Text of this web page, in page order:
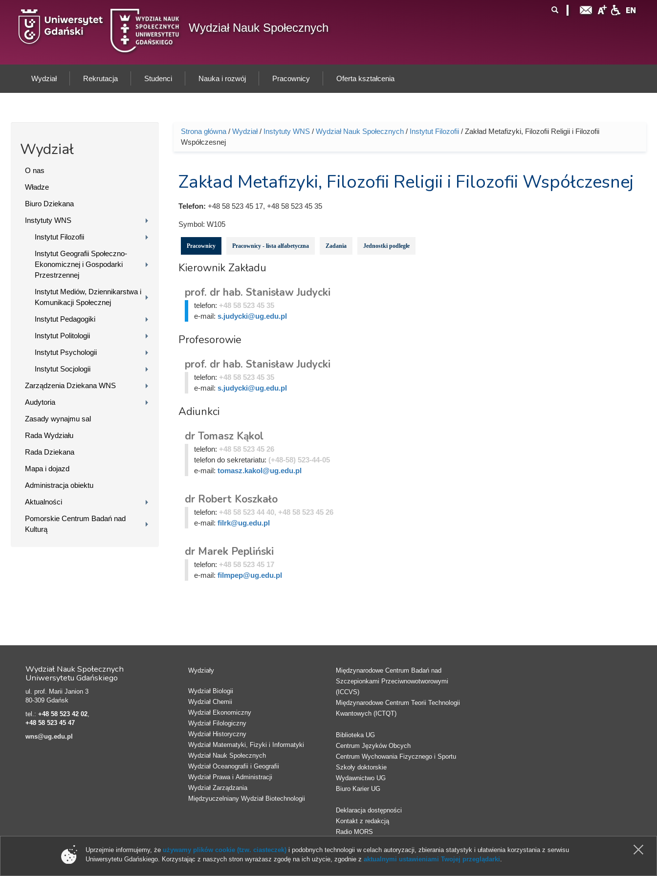
Wydział Nauk Społecznych
Wydział Rekrutacja Studenci Nauka i rozwój Pracownicy Oferta kształcenia
Wydział
O nas
Władze
Biuro Dziekana
Instytuty WNS
Instytut Filozofii
Instytut Geografii Społeczno-
Ekonomicznej i Gospodarki
Przestrzennej
Instytut Mediów, Dziennikarstwa i
Komunikacji Społecznej
Instytut Pedagogiki
Instytut Politologii
Instytut Psychologii
Instytut Socjologii
Zarządzenia Dziekana WNS
Audytoria
Zasady wynajmu sal
Rada Wydziału
Rada Dziekana
Mapa i dojazd
Administracja obiektu
Aktualności
Pomorskie Centrum Badań nad
Kulturą
Jesteś tutaj
Strona główna/ Wydział/ Instytuty WNS/ Wydział Nauk Społecznych/ Instytut Filozofii/ Zakład Metafizyki, Filozofii Religii i Filozofii
Współczesnej
Zakład Metafizyki, Filozofii Religii i Filozofii Współczesnej
Telefon: +48 58 523 45 17, +48 58 523 45 35
Symbol: W105
Pracownicy Pracownicy - lista alfabetyczna Zadania Jednostki podległe
Kierownik Zakładu
prof. dr hab. Stanisław Judycki
telefon: +48 58 523 45 35
e-mail: s.judycki@ug.edu.pl
Profesorowie
prof. dr hab. Stanisław Judycki
telefon: +48 58 523 45 35
e-mail: s.judycki@ug.edu.pl
Adiunkci
dr Tomasz Kąkol
telefon: +48 58 523 45 26
telefon do sekretariatu: (+48-58) 523-44-05
e-mail: tomasz.kakol@ug.edu.pl
dr Robert Koszkało
telefon: +48 58 523 44 40, +48 58 523 45 26
e-mail: filrk@ug.edu.pl
dr Marek Pepliński
telefon: +48 58 523 45 17
e-mail: filmpep@ug.edu.pl
Wydział Nauk Społecznych
Uniwersytetu Gdańskiego
ul. prof. Marii Janion 3
80-309 Gdańsk
tel.: +48 58 523 42 02,
+48 58 523 45 47
wns@ug.edu.pl
Wydziały
Wydział Biologii
Wydział Chemii
Wydział Ekonomiczny
Wydział Filologiczny
Wydział Historyczny
Wydział Matematyki, Fizyki i Informatyki
Wydział Nauk Społecznych
Wydział Oceanografii i Geografii
Wydział Prawa i Administracji
Wydział Zarządzania
Międzyuczelniany Wydział Biotechnologii
Międzynarodowe Centrum Badań nad
Szczepionkami Przeciwnowotworowymi
(ICCVS)
Międzynarodowe Centrum Teorii Technologii
Kwantowych (ICTQT)
Biblioteka UG
Centrum Języków Obcych
Centrum Wychowania Fizycznego i Sportu
Szkoły doktorskie
Wydawnictwo UG
Biuro Karier UG
Deklaracja dostępności
Kontakt z redakcją
Radio MORS
© 2013-2026 Uniwersytet Gdański
Uprzejmie informujemy, że używamy plików cookie (tzw. ciasteczek)i podobnych technologii w celach autoryzacji, zbierania statystyk i ułatwienia korzystania z serwisu
Uniwersytetu Gdańskiego. Korzystając z naszych stron wyrażasz zgodę na ich użycie, zgodnie z aktualnymi ustawieniami Twojej przeglądarki.